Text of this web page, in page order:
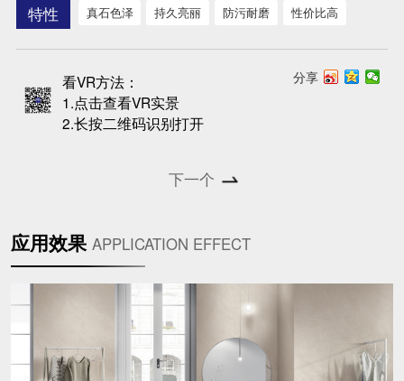
特性
真石色泽 持久亮丽 防污耐磨 性价比高
看VR方法：
1.点击查看VR实景
2.长按二维码识别打开
分享
下一个
应用效果 APPLICATION EFFECT